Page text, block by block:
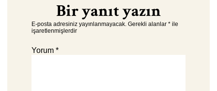
Bir yanıt yazın
E-posta adresiniz yayınlanmayacak. Gerekli alanlar * ile
işaretlenmişlerdir
Yorum *